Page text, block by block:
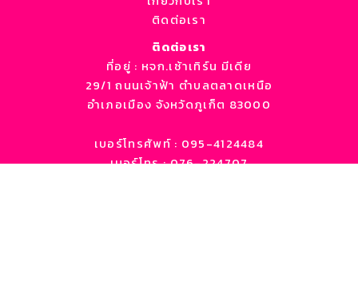
ติดต่อเรา
ติดต่อเรา
ที่อยู่ : หจก.เซ้าเทิร์น มีเดีย
29/1 ถนนเจ้าฟ้า ตำบลตลาดเหนือ
อำเภอเมือง จังหวัดภูเก็ต 83000
เบอร์โทรศัพท์ : 095-4124484
เบอร์โทร : 076-224707